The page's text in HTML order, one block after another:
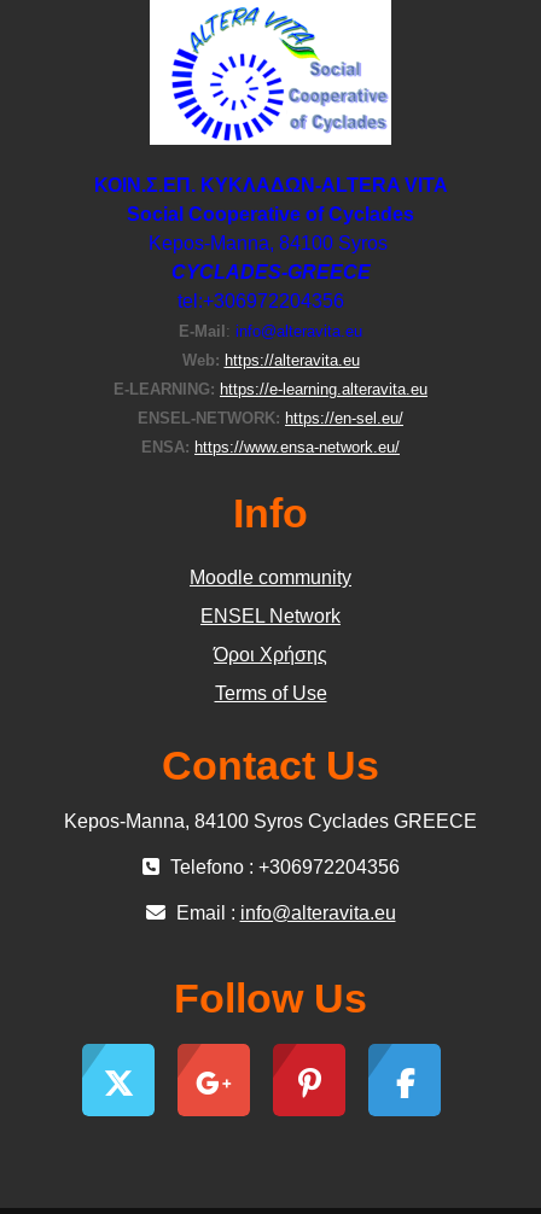
ΚΟΙΝ.Σ.ΕΠ. ΚΥΚΛΑΔΩΝ-ΑLTERA VITA
Social Cooperative of Cyclades
Kepos-Manna, 84100 Syros
CYCLADES-GREECE
tel:+306972204356
E-Μail: info@alteravita.eu
Web: https://alteravita.eu
E-LEARNING: https://e-learning.alteravita.eu
ENSEL-NETWORK: https://en-sel.eu/
ENSA: https://www.ensa-network.eu/
Info
Moodle community
ΕΝSEL Network
Όροι Χρήσης
Terms of Use
Contact Us
Kepos-Manna, 84100 Syros Cyclades GREECE
Telefono : +306972204356
Email : info@alteravita.eu
Follow Us